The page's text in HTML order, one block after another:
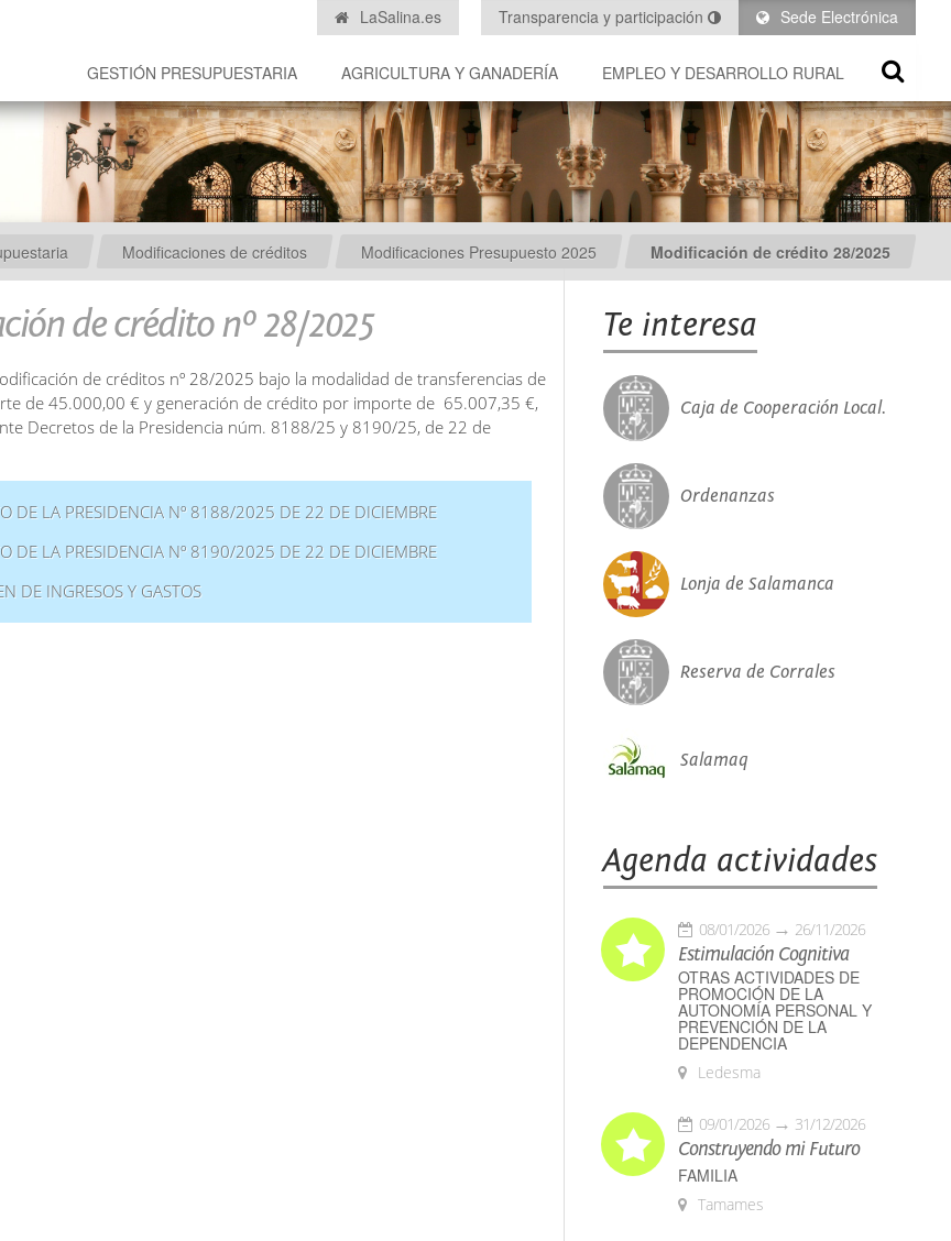
Sede Electrónica
Transparencia y participación
LaSalina.es
GESTIÓN PRESUPUESTARIA AGRICULTURA Y GANADERÍA EMPLEO Y DESARROLLO RURAL
Modificaciones de créditos Modificaciones Presupuesto 2025 Modificación de crédito 28/2025
de crédito nº 28/2025
de créditos nº 28/2025 bajo la modalidad de transferencias de
de 45.000,00 € y generación de crédito por importe de 65.007,35 €,
Decretos de la Presidencia núm. 8188/25 y 8190/25, de 22 de
DE LA PRESIDENCIA Nº 8188/2025 DE 22 DE DICIEMBRE
DE LA PRESIDENCIA Nº 8190/2025 DE 22 DE DICIEMBRE
DE INGRESOS Y GASTOS
Te interesa
Caja de Cooperación Local.
Ordenanzas
Lonja de Salamanca
Reserva de Corrales
Salamaq
Agenda actividades
08/01/2026 26/11/2026
Estimulación Cognitiva
OTRAS ACTIVIDADES DE
PROMOCIÓN DE LA
AUTONOMÍA PERSONAL Y
PREVENCIÓN DE LA
DEPENDENCIA
Ledesma
09/01/2026 31/12/2026
Construyendo mi Futuro
FAMILIA
Tamames